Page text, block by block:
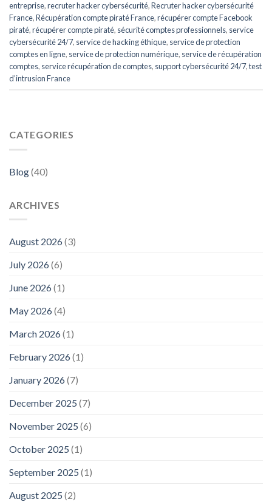
entreprise,recruter hacker cybersécurité,Recruter hacker cybersécurité
France,Récupération compte piraté France,récupérer compte Facebook
piraté,récupérer compte piraté, sécurité comptes professionnels, service
cybersécurité 24/7, service de hacking éthique, service de protection
comptes en ligne, service de protection numérique, service de récupération
comptes, service récupération de comptes, support cybersécurité 24/7,test
d’intrusion France
CATEGORIES
Blog(40)
ARCHIVES
August 2026(3)
July 2026(6)
June 2026(1)
May 2026(4)
March 2026(1)
February 2026(1)
January 2026(7)
December 2025 (7)
November 2025 (6)
October 2025 (1)
September 2025 (1)
August 2025 (2)